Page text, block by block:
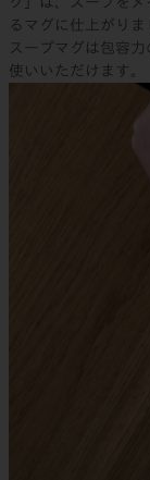
るマグに仕上がりま
スープマグは包容
使いいただけます。